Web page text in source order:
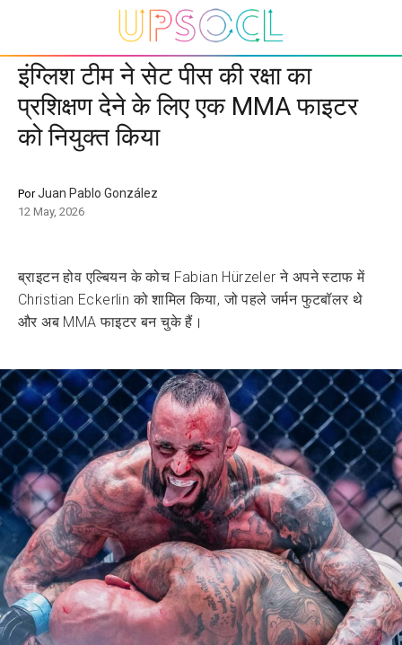
इंग्लिश टीम ने सेट पीस की रक्षा का
प्रशिक्षण देने के लिए एक MMA फाइटर
को नियुक्त किया
PorJuan Pablo González
12 May, 2026
ब्राइटन होव एल्बियन के कोच Fabian Hürzeler ने अपने स्टाफ में
Christian Eckerlin को शामिल किया, जो पहले जर्मन फुटबॉलर थे
और अब MMA फाइटर बन चुके हैं।